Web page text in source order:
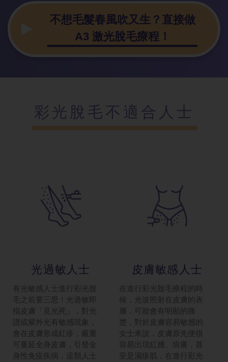
不想毛髮春風吹又生？直接做
A3 激光脫毛療程！
彩光脫毛不適合人士
光過敏人士
有光敏感人士進行彩光脫
毛之前要三思！光過敏即
指皮膚「見光死」，對光
譜或紫外光有敏感現象，
會在皮膚形成紅疹，嚴重
可蔓延全身皮膚，引發全
身性免疫疾病，這類人士
皮膚敏感人士
在進行彩光脫毛療程的時
候，光波照射在皮膚的表
層，可能會有明顯的痛
楚，對於皮膚容易敏感的
女士來說，皮膚原先便很
容易出現紅腫、痕癢，甚
至是濕疹肌，在進行彩光